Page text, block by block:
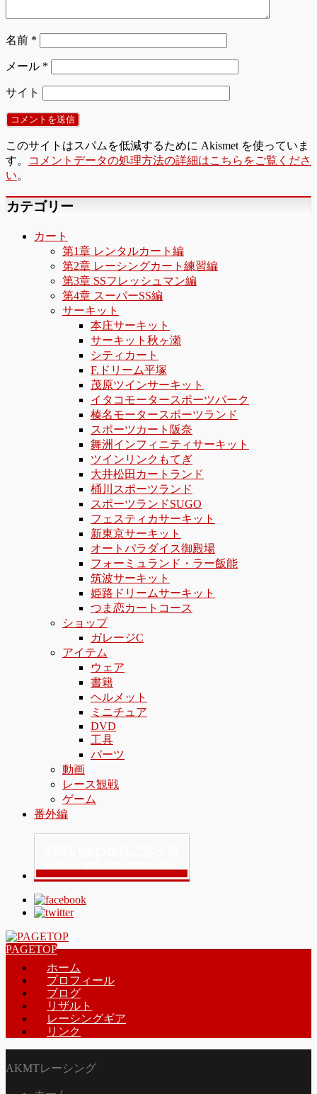
名前 *
メール *
サイト
このサイトはスパムを低減するために Akismet を使っていま
す。
コメントデータの処理方法の詳細はこちらをご覧くださ
い。
カテゴリー
カート
第1章 レンタルカート編
第2章 レーシングカート練習編
第3章 SSフレッシュマン編
第4章 スーパーSS編
サーキット
本庄サーキット
サーキット秋ヶ瀬
シティカート
F.ドリーム平塚
茂原ツインサーキット
イタコモータースポーツパーク
榛名モータースポーツランド
スポーツカート阪奈
舞洲インフィニティサーキット
ツインリンクもてぎ
大井松田カートランド
桶川スポーツランド
スポーツランドSUGO
フェスティカサーキット
新東京サーキット
オートパラダイス御殿場
フォーミュランド・ラー飯能
筑波サーキット
姫路ドリームサーキット
つま恋カートコース
ショップ
ガレージC
アイテム
ウェア
書籍
ヘルメット
ミニチュア
DVD
工具
パーツ
動画
レース観戦
ゲーム
番外編
PAGETOP
ホーム
プロフィール
ブログ
リザルト
レーシングギア
リンク
AKMTレーシング